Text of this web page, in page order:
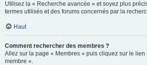
Utilisez la « Recherche avancée » et soyez plus
termes utilisés et des forums concernés par la
Haut
Comment rechercher des membres ?
Allez sur la page « Membres » puis cliquez sur le lien
membre ».